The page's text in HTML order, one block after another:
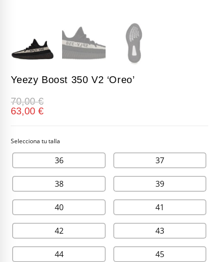
Yeezy Boost 350 V2 ‘Oreo’
70,00€
63,00€
36 37
38 39
40 41
42 43
44 45